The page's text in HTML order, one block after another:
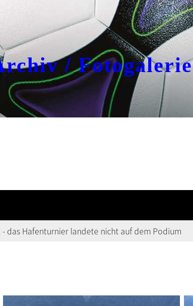
/ Fotogalerie
das Hafenturnier landete nicht auf dem Podium